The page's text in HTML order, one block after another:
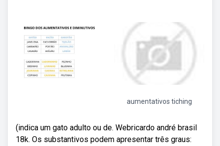
aumentativos tiching
(indica um gato adulto ou de. Webricardo andré brasil
18k. Os substantivos podem apresentar três graus: